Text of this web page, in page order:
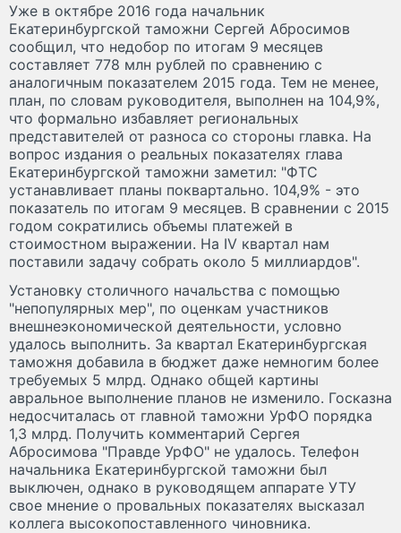
Уже в октябре 2016 года начальник
Екатеринбургской таможни Сергей Абросимов
сообщил, что недобор по итогам 9 месяцев
составляет 778 млн рублей по сравнению с
аналогичным показателем 2015 года. Тем не менее,
план, по словам руководителя, выполнен на 104,9%,
что формально избавляет региональных
представителей от разноса со стороны главка. На
вопрос издания о реальных показателях глава
Екатеринбургской таможни заметил: "ФТС
устанавливает планы поквартально. 104,9% - это
показатель по итогам 9 месяцев. В сравнении с 2015
годом сократились объемы платежей в
стоимостном выражении. На IV квартал нам
поставили задачу собрать около 5 миллиардов".
Установку столичного начальства с помощью
"непопулярных мер", по оценкам участников
внешнеэкономической деятельности, условно
удалось выполнить. За квартал Екатеринбургская
таможня добавила в бюджет даже немногим более
требуемых 5 млрд. Однако общей картины
авральное выполнение планов не изменило. Госказна
недосчиталась от главной таможни УрФО порядка
1,3 млрд. Получить комментарий Сергея
Абросимова "Правде УрФО" не удалось. Телефон
начальника Екатеринбургской таможни был
выключен, однако в руководящем аппарате УТУ
свое мнение о провальных показателях высказал
коллега высокопоставленного чиновника.